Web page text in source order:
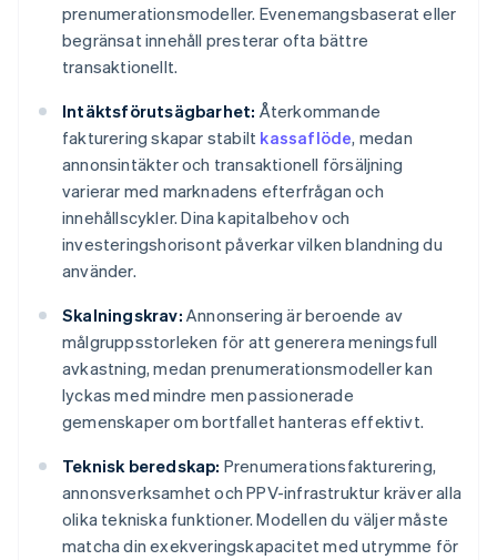
prenumerationsmodeller. Evenemangsbaserat eller
begränsat innehåll presterar ofta bättre
transaktionellt.
Intäktsförutsägbarhet: Återkommande
fakturering skapar stabilt kassaflöde, medan
annonsintäkter och transaktionell försäljning
varierar med marknadens efterfrågan och
innehållscykler. Dina kapitalbehov och
investeringshorisont påverkar vilken blandning du
använder.
Skalningskrav: Annonsering är beroende av
målgruppsstorleken för att generera meningsfull
avkastning, medan prenumerationsmodeller kan
lyckas med mindre men passionerade
gemenskaper om bortfallet hanteras effektivt.
Teknisk beredskap: Prenumerationsfakturering,
annonsverksamhet och PPV-infrastruktur kräver alla
olika tekniska funktioner. Modellen du väljer måste
matcha din exekveringskapacitet med utrymme för